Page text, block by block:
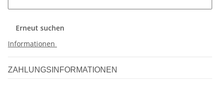
Erneut suchen
Informationen
ZAHLUNGSINFORMATIONEN